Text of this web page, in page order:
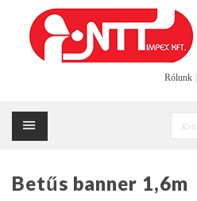
Rólunk
Betűs banner 1,6m